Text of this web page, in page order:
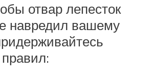
отвар лепесток
навредил вашему